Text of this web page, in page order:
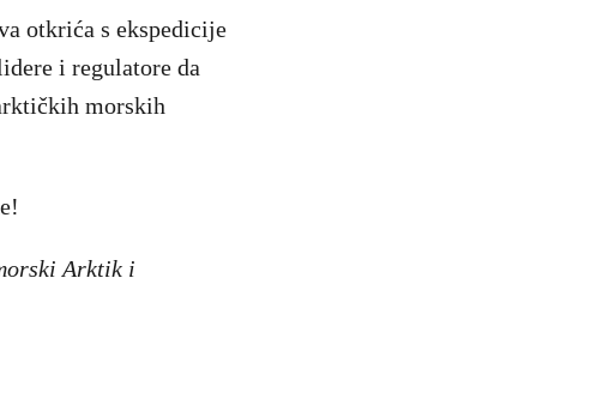
otkrića s ekspedicije
i regulatore da
morskih
Arktik i